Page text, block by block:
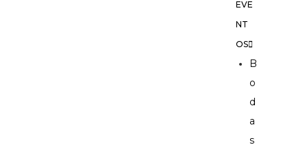
EVE
NT
OS
B
o
d
a
s